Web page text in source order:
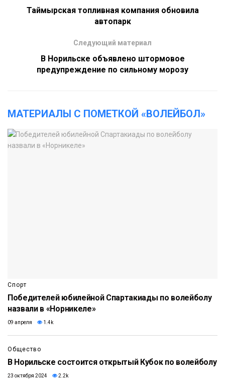
Таймырская топливная компания обновила
автопарк
Следующий материал
В Норильске объявлено штормовое
предупреждение по сильному морозу
МАТЕРИАЛЫ С ПОМЕТКОЙ «ВОЛЕЙБОЛ»
Спорт
Победителей юбилейной Спартакиады по волейболу
назвали в «Норникеле»
09 апреля 1.4k
Общество
В Норильске состоится открытый Кубок по волейболу
23 октября 2024 2.2k